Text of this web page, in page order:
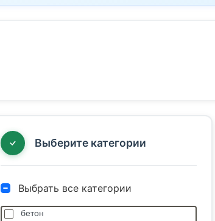
Выберите категории
Выбрать все категории
бетон